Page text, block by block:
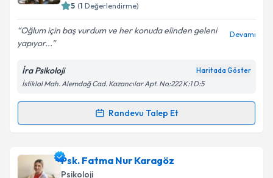
Kişisel verilerimin işlenmesine ilişkin
Aydınlatma
Metni'ni okudum ve kişisel verilerimin belirtilen
kapsamda işlenmesini kabul ediyorum.
5 (1 Değerlendirme)
Oğlum için baş vurdum ve her konuda elinden geleni
yapıyor...
Devamı
İra Psikoloji Haritada Göster
İstiklal Mah. Alemdağ Cad. Kazancılar Apt. No:222 K:1 D:5
Randevu Talep Et
Randevu Takvimi Talebi
Psk. İrem Altuniçin randevu takvimi talebi oluşturun.
Size bu uzmandan randevu almanız için bir takvim
Psk. Fatma Nur Karagöz
Psikoloji